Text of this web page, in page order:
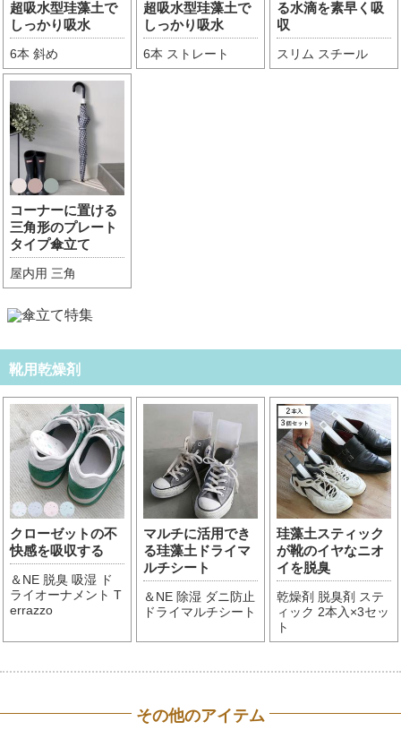
超吸水型珪藻土で
しっかり吸水
6本 斜め
超吸水型珪藻土で
しっかり吸水
6本 ストレート
る水滴を素早く吸
収
スリム スチール
コーナーに置ける
三角形のプレート
タイプ傘立て
屋内用 三角
靴用乾燥剤
クローゼットの不
快感を吸収する
＆NE 脱臭 吸湿 ド
ライオーナメント T
errazzo
マルチに活用でき
る珪藻土ドライマ
ルチシート
＆NE 除湿 ダニ防止
ドライマルチシート
珪藻土スティック
が靴のイヤなニオ
イを脱臭
乾燥剤 脱臭剤 ステ
ィック 2本入×3セッ
ト
その他のアイテム